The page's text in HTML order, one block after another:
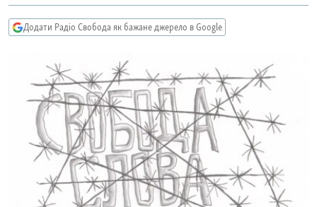
пошуку
СПОРТ
УКРАЇНА
СВІТ
КРИМ.РЕАЛІЇ
ТИ ЯК?
КИТАЙ.ВИКЛИКИ
МУЛЬТИМЕДІА
ФОТО
СПЕЦПРОЄКТИ
ПОДКАСТИ
Додати Радіо Свобода як бажане джерело в Google